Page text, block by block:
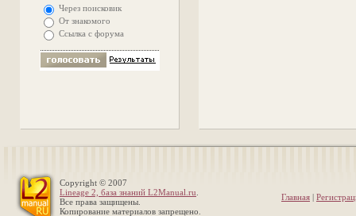
Через поисковик
От знакомого
Ссылка с форума
Copyright © 2007
Lineage 2, база знаний L2Manual.ru
Все права защищены.
Копирование материалов запрещено.
Главная |